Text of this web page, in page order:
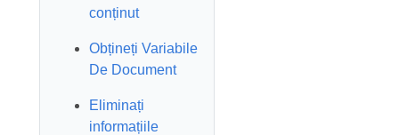
conținut
Obțineți Variabile
De Document
Eliminați
informațiile